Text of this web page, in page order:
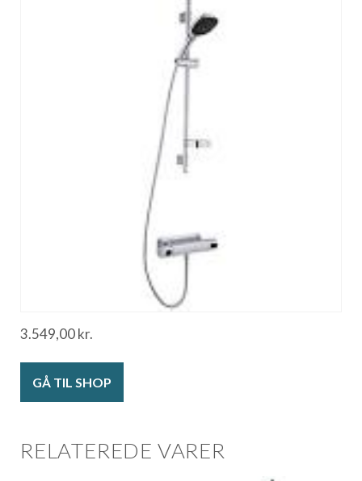
3.549,00kr.
GÅ TIL SHOP
RELATEREDE VARER